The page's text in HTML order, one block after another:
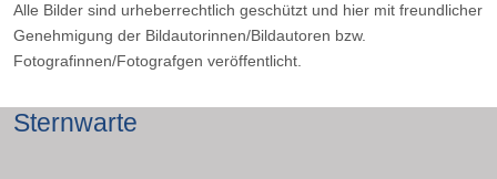
Alle Bilder sind urheberrechtlich geschützt und hier mit freundlicher
Genehmigung der Bildautorinnen/Bildautoren bzw.
Fotografinnen/Fotografgen veröffentlicht.
Sternwarte